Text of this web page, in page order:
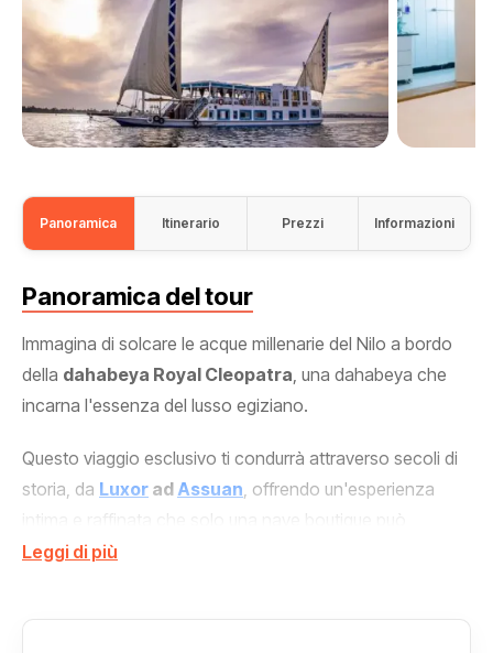
Panoramica Itinerario Prezzi Informazioni
Panoramica del tour
Immagina di solcare le acque millenarie del Nilo a bordo
della dahabeya Royal Cleopatra, una dahabeya che
incarna l'essenza del lusso egiziano.
Questo viaggio esclusivo ti condurrà attraverso secoli di
storia, da Luxor adAssuan, offrendo un'esperienza
intima e raffinata che solo una nave boutique può
regalare.
Leggi di più